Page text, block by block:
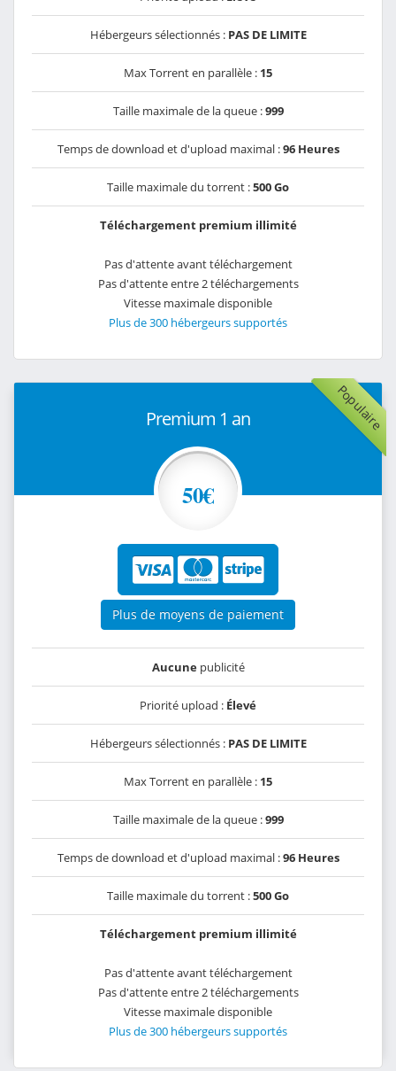
Hébergeurs sélectionnés : PAS DE LIMITE
Max Torrent en parallèle : 15
Taille maximale de la queue :999
Temps de download et d'upload maximal :96 Heures
Taille maximale du torrent :500 Go
Téléchargement premium illimité
Pas d'attente avant téléchargement
Pas d'attente entre 2 téléchargements
Vitesse maximale disponible
Plus de 300 hébergeurs supportés
Populaire
Premium 1 an
50€
Plus de moyens de paiement
Aucunepublicité
Priorité upload : Élevé
Hébergeurs sélectionnés : PAS DE LIMITE
Max Torrent en parallèle : 15
Taille maximale de la queue :999
Temps de download et d'upload maximal :96 Heures
Taille maximale du torrent :500 Go
Téléchargement premium illimité
Pas d'attente avant téléchargement
Pas d'attente entre 2 téléchargements
Vitesse maximale disponible
Plus de 300 hébergeurs supportés